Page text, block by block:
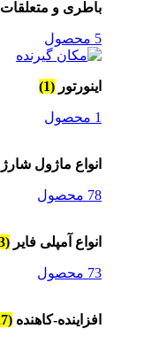
باطری و متعلقات
5 محصول
اینورتور (1)
1 محصول
انواع ماژول شارژ
78 محصول
انواع آمپلی فایر (73)
73 محصول
افزاینده-کاهنده (27)